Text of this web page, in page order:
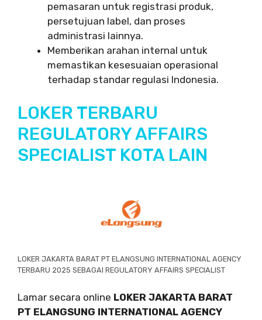
pemasaran untuk registrasi produk,
persetujuan label, dan proses
administrasi lainnya.
Memberikan arahan internal untuk
memastikan kesesuaian operasional
terhadap standar regulasi Indonesia.
LOKER TERBARU
REGULATORY AFFAIRS
SPECIALIST KOTA LAIN
LOKER JAKARTA BARAT PT ELANGSUNG INTERNATIONAL AGENCY
TERBARU 2025 SEBAGAI REGULATORY AFFAIRS SPECIALIST
Lamar secara online LOKER JAKARTA BARAT
PT ELANGSUNG INTERNATIONAL AGENCY